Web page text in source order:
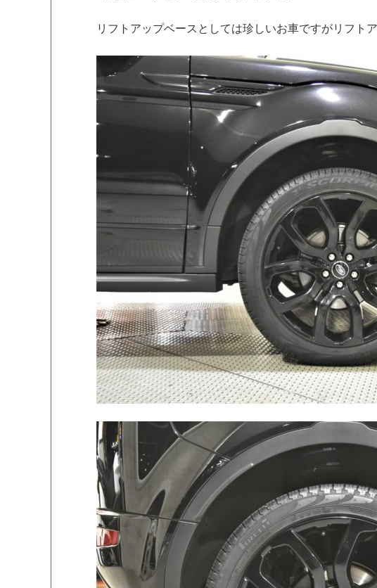
リフトアップベースとしては珍しいお車ですがリフト